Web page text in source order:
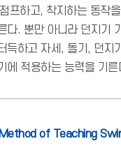
프하고, 착지하는 동작
다. 뿐만 아니라 던지기
득하고 자세, 돌기, 던지
에 적용하는 능력을 기른
of Teaching